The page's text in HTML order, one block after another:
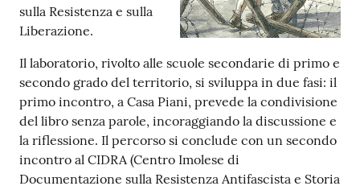
Patto
la
lettura
Seguici
su
sulla Resistenza e sulla
Liberazione.
Il laboratorio, rivolto alle scuole secondarie di primo e
secondo grado del territorio, si sviluppa in due fasi: il
primo incontro, a Casa Piani, prevede la condivisione
del libro senza parole, incoraggiando la discussione e
la riflessione. Il percorso si conclude con un secondo
incontro al CIDRA (Centro Imolese di
Documentazione sulla Resistenza Antifascista e Storia